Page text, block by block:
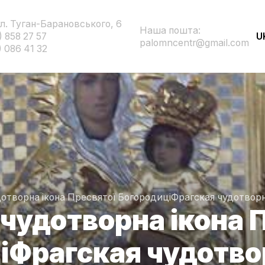
Туган-Барановського, 6
858 27 57
086 41 32
Наша пошта:
palomncentr@gmail.com
ікона Пресвятої БогородиціФрагская
ікона
Фрагская